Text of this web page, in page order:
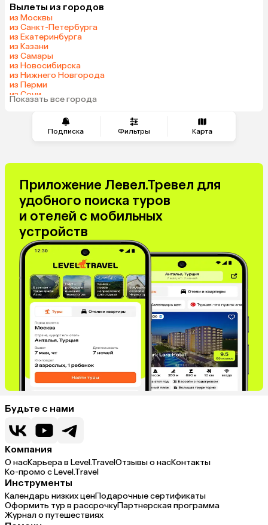
Подписка Фильтры Карта
Вылеты из городов
из Москвы
из Санкт-Петербурга
из Екатеринбурга
из Казани
из Самары
из Новосибирска
из Нижнего Новгорода
из Перми
из Сочи
из Челябинска
Показать все города
Приложение Левел.Тревел для
удобного поиска туров
и отелей с мобильных
устройств
Будьте с нами
Компания
О насКарьера в Level.TravelОтзывы о насКонтакты
Ко-промо с Level.Travel
Инструменты
Календарь низких ценПодарочные сертификаты
Оформить тур в рассрочкуПартнерская программа
Журнал о путешествиях